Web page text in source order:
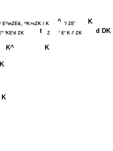
E^mZE&, ^K>sZK / K ^ '/ ZE' K
E'' 'KE'd ZK t Z ' E' K /' ZK d DK
K^ K
K
K